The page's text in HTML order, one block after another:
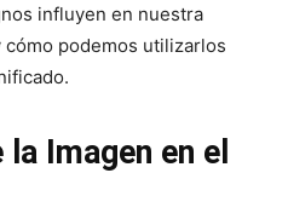
influyen en nuestra
podemos utilizarlos
Imagen en el